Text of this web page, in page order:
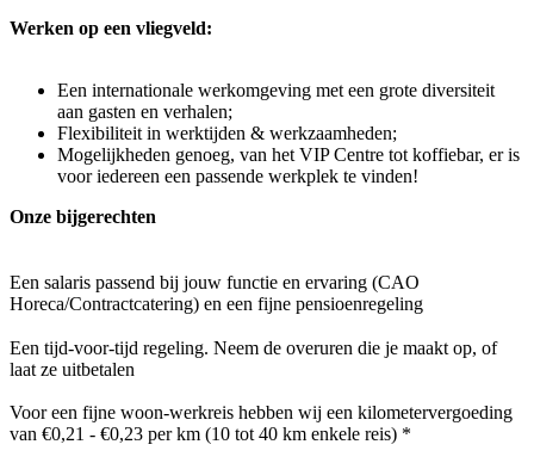
Werken op een vliegveld:
Een internationale werkomgeving met een grote diversiteit
aan gasten en verhalen;
Flexibiliteit in werktijden & werkzaamheden;
Mogelijkheden genoeg, van het VIP Centre tot koffiebar, er is
voor iedereen een passende werkplek te vinden!
Onze bijgerechten
Een salaris passend bij jouw functie en ervaring (CAO
Horeca/Contractcatering) en een fijne pensioenregeling
Een tijd-voor-tijd regeling. Neem de overuren die je maakt op, of
laat ze uitbetalen
Voor een fijne woon-werkreis hebben wij een kilometervergoeding
van €0,21 - €0,23 per km (10 tot 40 km enkele reis) *